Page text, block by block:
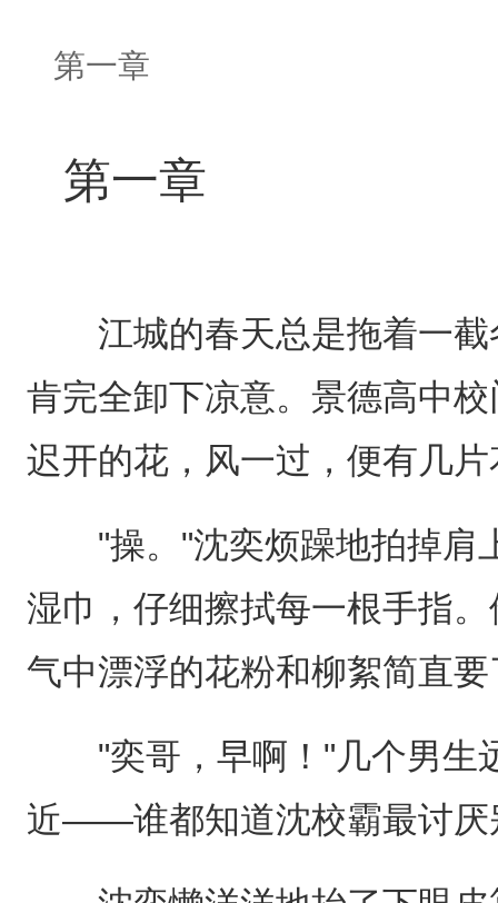
第一章
第一章
江城的春天总是拖着一截
肯完全卸下凉意。景德高中
迟开的花，风一过，便有几
"操。"沈奕烦躁地拍掉肩
湿巾，仔细擦拭每一根手指
气中漂浮的花粉和柳絮简直
"奕哥，早啊！"几个男生
近——谁都知道沈校霸最讨厌